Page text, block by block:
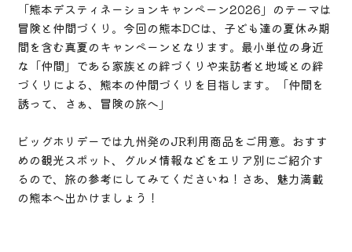
「熊本デスティネーションキャンペーン2026」のテーマは
冒険と仲間づくり。今回の熊本DCは、子ども達の夏休み期
間を含む真夏のキャンペーンとなります。最小単位の身近
な「仲間」である家族との絆づくりや来訪者と地域との絆
づくりによる、熊本の仲間づくりを目指します。「仲間を
誘って、さぁ、冒険の旅へ」
ビッグホリデーでは九州発のJR利用商品をご用意。おすす
めの観光スポット、グルメ情報などをエリア別にご紹介す
るので、旅の参考にしてみてくださいね！さあ、魅力満載
の熊本へ出かけましょう！